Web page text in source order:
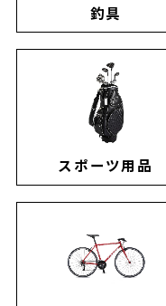
釣具
スポーツ用品